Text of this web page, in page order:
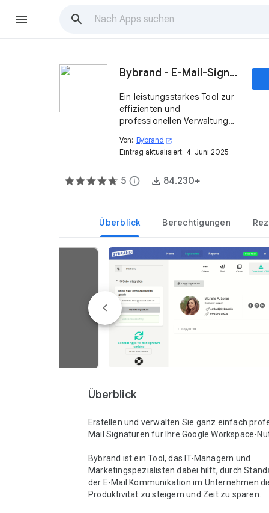
Bybrand - E-Mail-Signaturlösung Google Workspace™
Ein leistungsstarkes Tool zur
effizienten und
professionellen Verwaltung
Von: Bybrand open_in_new
Eintrag aktualisiert: 4. Juni 2025
5 info 84.230+
Überblick Berechtigungen
Überblick
Erstellen und verwalten Sie ganz einfach
Mail Signaturen für Ihre Google Workspace-
Bybrand ist ein Tool, das IT-Managern und
Marketingspezialisten dabei hilft, durch
der E-Mail Kommunikation im Unternehmen
Produktivität zu steigern und Zeit zu sparen.